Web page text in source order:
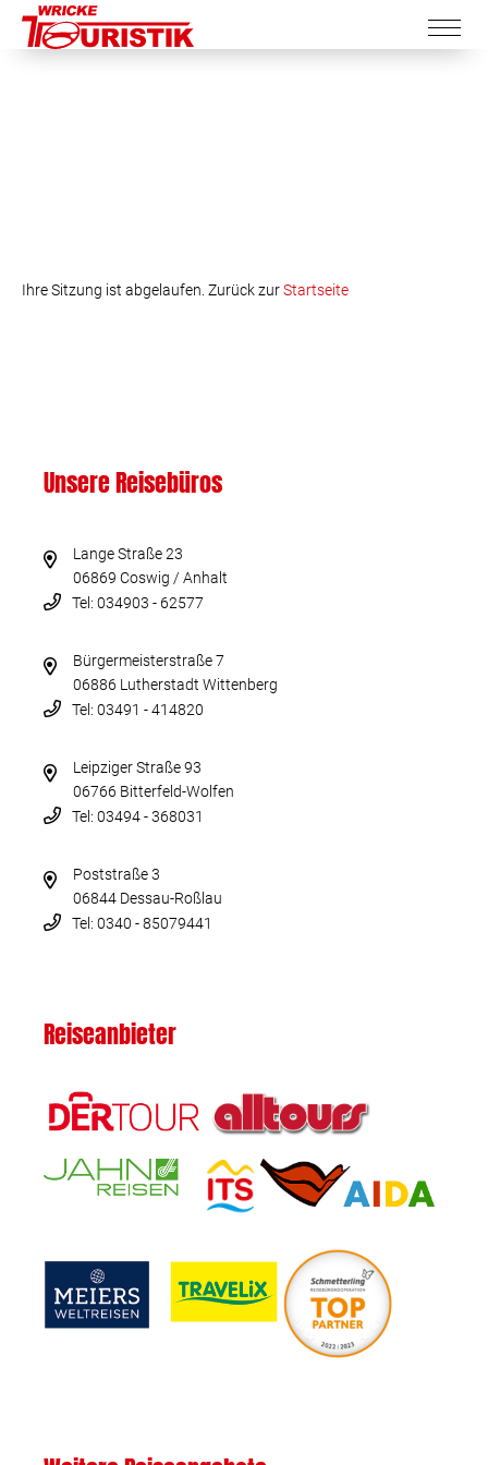
Ihre Sitzung ist abgelaufen. Zurück zurStartseite
Unsere Reisebüros
Lange Straße 23
06869 Coswig / Anhalt
Tel: 034903 - 62577
Bürgermeisterstraße 7
06886 Lutherstadt Wittenberg
Tel: 03491 - 414820
Leipziger Straße 93
06766 Bitterfeld-Wolfen
Tel: 03494 - 368031
Poststraße 3
06844 Dessau-Roßlau
Tel: 0340 - 85079441
Reiseanbieter